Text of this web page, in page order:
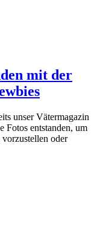
mit der
unser Vätermagazin
Fotos entstanden, um
oder